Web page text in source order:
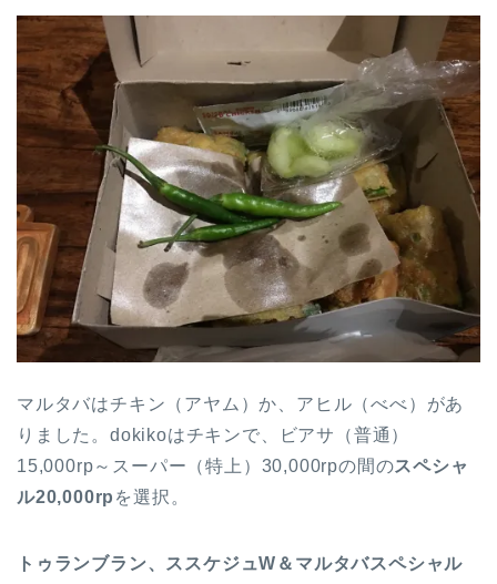
マルタバはチキン（アヤム）か、アヒル（べべ）があ
りました。dokikoはチキンで、ビアサ（普通）
15,000rp～スーパー（特上）30,000rpの間のスペシャ
ル20,000rp を選択。
トゥランブラン、ススケジュW＆マルタバスペシャル